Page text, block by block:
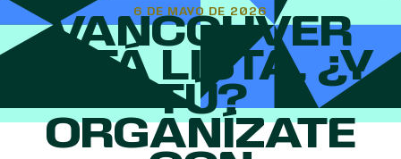
6 DE MAYO DE 2026
VANCOUVER
ESTÁ LISTA, ¿Y
TÚ?
ORGANÍZATE